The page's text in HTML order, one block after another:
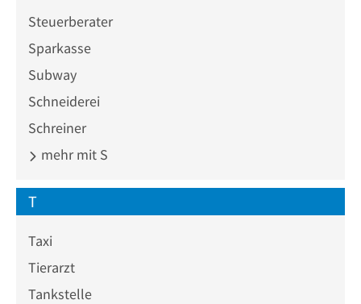
Steuerberater
Sparkasse
Subway
Schneiderei
Schreiner
mehr mit S
T
Taxi
Tierarzt
Tankstelle